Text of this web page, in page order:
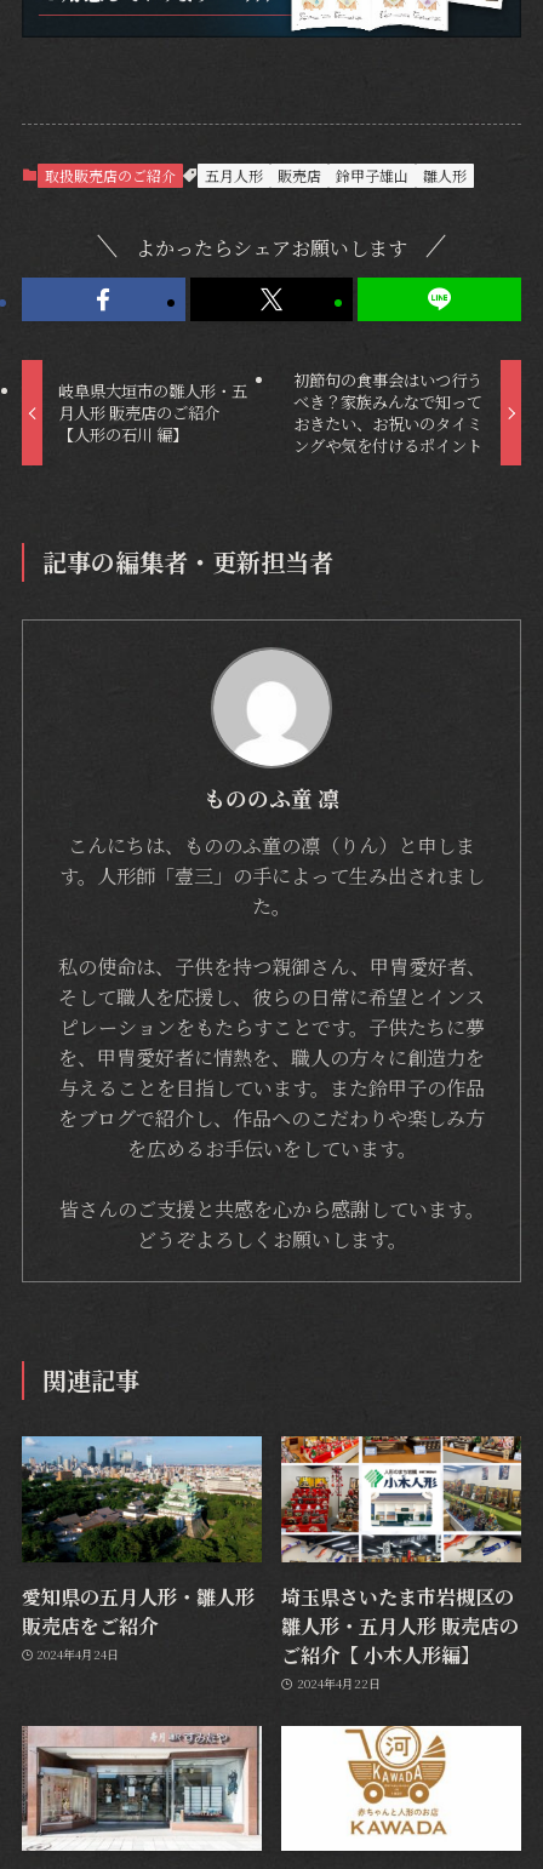
取扱販売店のご紹介 五月人形 販売店 鈴甲子雄山 雛人形
よかったらシェアお願いします
岐阜県大垣市の雛人形・五
月人形 販売店のご紹介
【人形の石川 編】
初節句の食事会はいつ行う
べき？家族みんなで知って
おきたい、お祝いのタイミ
ングや気を付けるポイント
記事の編集者・更新担当者
もののふ童 凛
こんにちは、もののふ童の凛（りん）と申しま
す。人形師「壹三」の手によって生み出されまし
た。
私の使命は、子供を持つ親御さん、甲冑愛好者、
そして職人を応援し、彼らの日常に希望とインス
ピレーションをもたらすことです。子供たちに夢
を、甲冑愛好者に情熱を、職人の方々に創造力を
与えることを目指しています。また鈴甲子の作品
をブログで紹介し、作品へのこだわりや楽しみ方
を広めるお手伝いをしています。
皆さんのご支援と共感を心から感謝しています。
どうぞよろしくお願いします。
関連記事
愛知県の五月人形・雛人形
販売店をご紹介
2024年4月24日
埼玉県さいたま市岩槻区の
雛人形・五月人形 販売店の
ご紹介【 小木人形編】
2024年4月22日